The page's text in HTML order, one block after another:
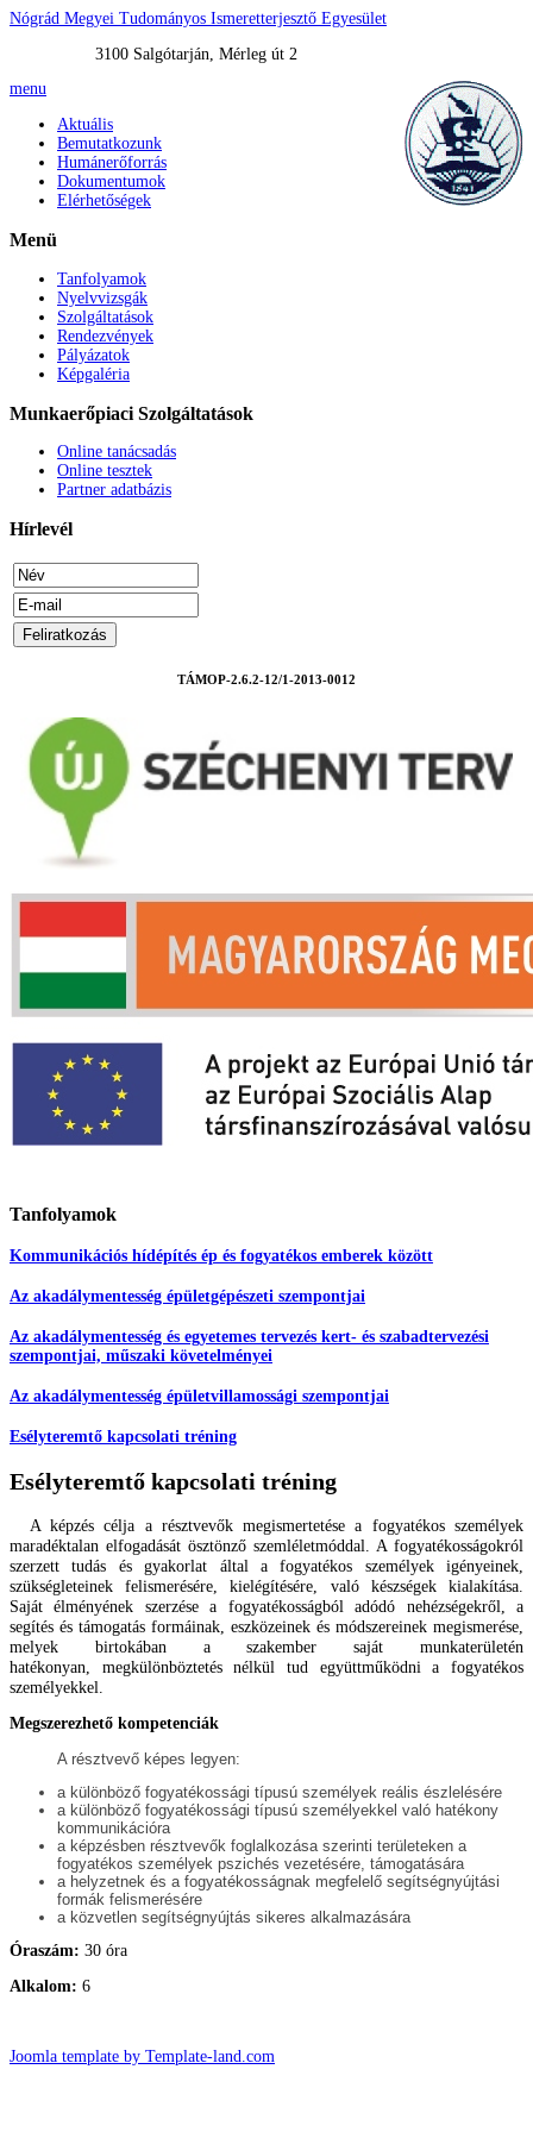
Nógrád Megyei Tudományos Ismeretterjesztő Egyesület
3100 Salgótarján, Mérleg út 2
menu
Aktuális
Bemutatkozunk
Humánerőforrás
Dokumentumok
Elérhetőségek
Menü
Tanfolyamok
Nyelvvizsgák
Szolgáltatások
Rendezvények
Pályázatok
Képgaléria
Munkaerőpiaci Szolgáltatások
Online tanácsadás
Online tesztek
Partner adatbázis
Hírlevél
TÁMOP-2.6.2-12/1-2013-0012
Tanfolyamok
Kommunikációs hídépítés ép és fogyatékos emberek között
Az akadálymentesség épületgépészeti szempontjai
Az akadálymentesség és egyetemes tervezés kert- és szabadtervezési
szempontjai, műszaki követelményei
Az akadálymentesség épületvillamossági szempontjai
Esélyteremtő kapcsolati tréning
Esélyteremtő kapcsolati tréning
A képzés célja a résztvevők megismertetése a fogyatékos személyek
maradéktalan elfogadását ösztönző szemléletmóddal. A fogyatékosságokról
szerzett tudás és gyakorlat által a fogyatékos személyek igényeinek,
szükségleteinek felismerésére, kielégítésére, való készségek kialakítása.
Saját élményének szerzése a fogyatékosságból adódó nehézségekről, a
segítés és támogatás formáinak, eszközeinek és módszereinek megismerése,
melyek birtokában a szakember saját munkaterületén
hatékonyan, megkülönböztetés nélkül tud együttműködni a fogyatékos
személyekkel.
Megszerezhető kompetenciák
A résztvevő képes legyen:
a különböző fogyatékossági típusú személyek reális észlelésére
a különböző fogyatékossági típusú személyekkel való hatékony
kommunikációra
a képzésben résztvevők foglalkozása szerinti területeken a
fogyatékos személyek pszichés vezetésére, támogatására
a helyzetnek és a fogyatékosságnak megfelelő segítségnyújtási
formák felismerésére
a közvetlen segítségnyújtás sikeres alkalmazására
Óraszám: 30 óra
Alkalom: 6
Joomla template by Template-land.com